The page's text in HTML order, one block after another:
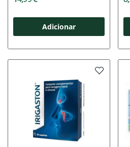
Adicionar